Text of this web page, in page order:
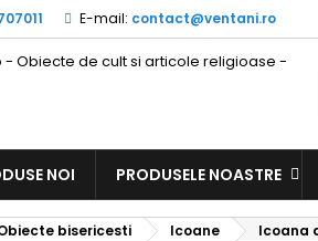
E-mail: contact@ventani.ro
NOI PRODUSELE NOASTRE
bisericesti Icoane Icoana